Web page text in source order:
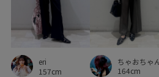
カラーバリエーション豊富
クッション性 コットン コー
コーディネートのアクセント サッ
eri
157cm
ちゃおちゃ
164cm